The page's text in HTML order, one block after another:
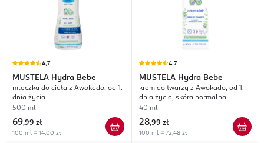
4,7
MUSTELA Hydra Bebe
mleczka do ciała z Awokado, od 1.
dnia życia
500 ml
69,99 zł
100 ml = 14,00 zł
4,7
MUSTELA Hydra Bebe
krem do twarzy z Awokado, od 1.
dnia życia, skóra normalna
40 ml
28,99 zł
100 ml = 72,48 zł